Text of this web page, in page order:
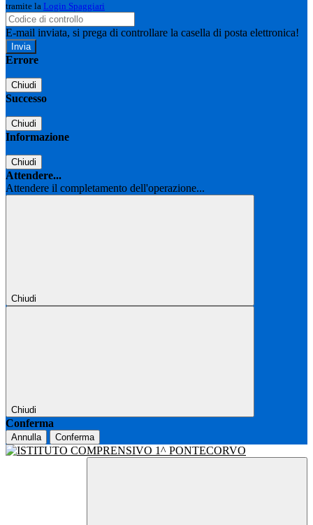
tramite la Login Spaggiari
E-mail inviata, si prega di controllare la casella di posta elettronica!
Errore
Chiudi
Successo
Chiudi
Informazione
Chiudi
Attendere...
Attendere il completamento dell'operazione...
Chiudi
Chiudi
Conferma
Annulla Conferma